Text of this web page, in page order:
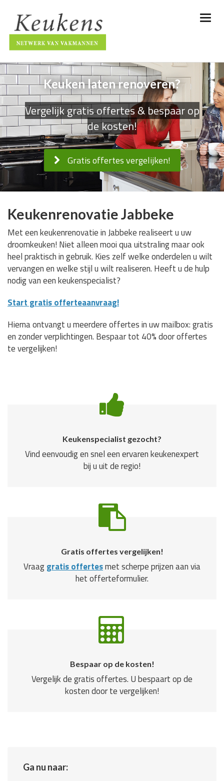
Keuken laten renoveren?
Vergelijk gratis offertes & bespaar op
de kosten!
Gratis offertes vergelijken!
Keukenrenovatie Jabbeke
Met een keukenrenovatie in Jabbeke realiseert u uw
droomkeuken! Niet alleen mooi qua uitstraling maar ook
heel praktisch in gebruik. Kies zelf welke onderdelen u wilt
vervangen en welke stijl u wilt realiseren. Heeft u de hulp
nodig van een keukenspecialist?
Start gratis offerteaanvraag!
Hierna ontvangt u meerdere offertes in uw mailbox: gratis
en zonder verplichtingen. Bespaar tot 40% door offertes
te vergelijken!
Keukenspecialist gezocht?
Vind eenvoudig en snel een ervaren keukenexpert
bij u uit de regio!
Gratis offertes vergelijken!
Vraaggratis offertesmet scherpe prijzen aan via
het offerteformulier.
Bespaar op de kosten!
Vergelijk de gratis offertes. U bespaart op de
kosten door te vergelijken!
Ga nu naar: